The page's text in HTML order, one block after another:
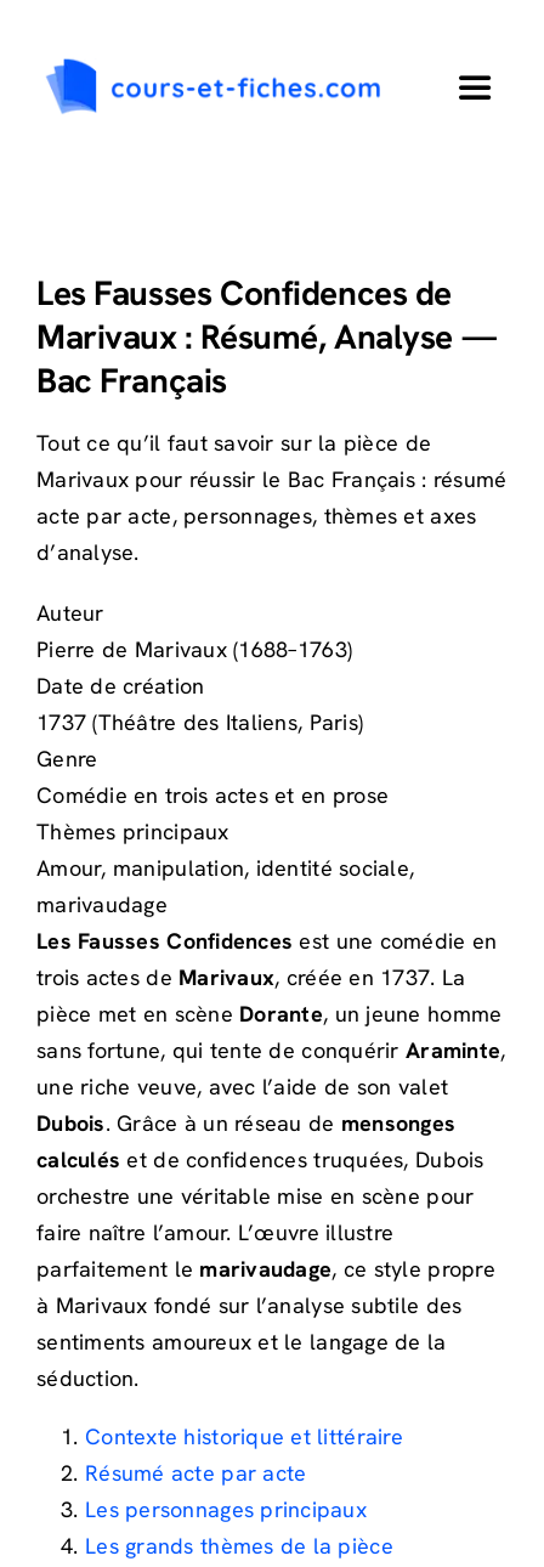
contenu
Toggle
Collège
Les Fausses Confidences de
Marivaux : Résumé, Analyse —
Bac Français
Tout ce qu’il faut savoir sur la pièce de
Marivaux pour réussir le Bac Français : résumé
acte par acte, personnages, thèmes et axes
d’analyse.
Auteur
Pierre de Marivaux (1688–1763)
Date de création
1737 (Théâtre des Italiens, Paris)
Genre
Comédie en trois actes et en prose
Thèmes principaux
Amour, manipulation, identité sociale,
marivaudage
Les Fausses Confidences est une comédie en
trois actes de Marivaux, créée en 1737. La
pièce met en scène Dorante, un jeune homme
sans fortune, qui tente de conquérir Araminte,
une riche veuve, avec l’aide de son valet
Dubois. Grâce à un réseau de mensonges
calculés et de confidences truquées, Dubois
orchestre une véritable mise en scène pour
faire naître l’amour. L’œuvre illustre
parfaitement le marivaudage, ce style propre
à Marivaux fondé sur l’analyse subtile des
sentiments amoureux et le langage de la
séduction.
Contexte historique et littéraire
Résumé acte par acte
Les personnages principaux
Les grands thèmes de la pièce